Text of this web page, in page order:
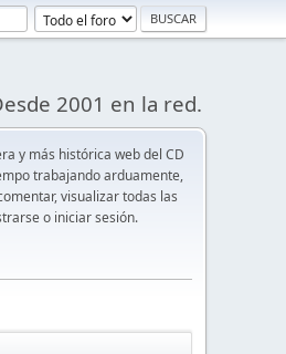
2001 en la red.
y más histórica web del CD
trabajando arduamente,
visualizar todas las
o iniciar sesión.